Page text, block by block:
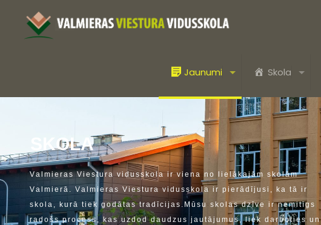
Jaunumi Skola
KOLA
Valmieras Vi estura vi dusskola ir vi e na no i e ā kajām skolām
Va mi e rā . Va mie ras Vi estura vi d uss ko a i r pi e rād īj u si , ka tā i r
s ko a , ku rā ti e k g odātas tradīci j as . M ū su s ko las dzīve i r nemitīg s
rad ošs process, kas uzdod dau d zu s j au tāj u mus, liek d arboties u n